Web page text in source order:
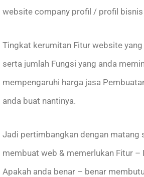
website company profil / profil bisnis
Tingkat kerumitan Fitur website yang
serta jumlah Fungsi yang anda
mempengaruhi harga jasa
anda buat nantinya.
Jadi pertimbangkan dengan matang
membuat web & memerlukan Fitur –
Apakah anda benar – benar